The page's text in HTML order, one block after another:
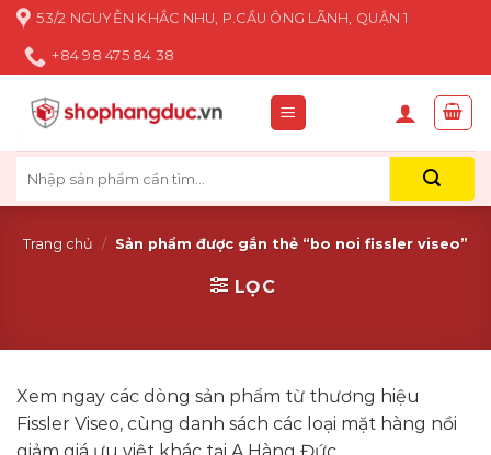
Skip
content
53/2 NGUYỄN KHẮC NHU, P.CẦU ÔNG LÃNH, QUẬN 1
+84 98 475 84 38
kiếm:
Trang chủ / Sản phẩm được gắn thẻ “bo noi fissler viseo”
LỌC
Xem ngay các dòng sản phẩm từ thương hiệu
Fissler Viseo, cùng danh sách các loại mặt hàng nồi